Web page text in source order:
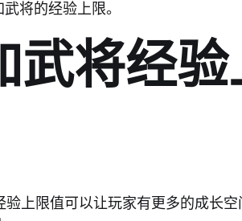
将的经验上限。
武将经
验上限值可以让玩家有更多的成长